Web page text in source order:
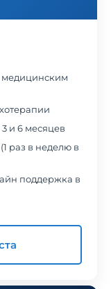
медицинским
и 6 месяцев
раз в неделю в
поддержка в